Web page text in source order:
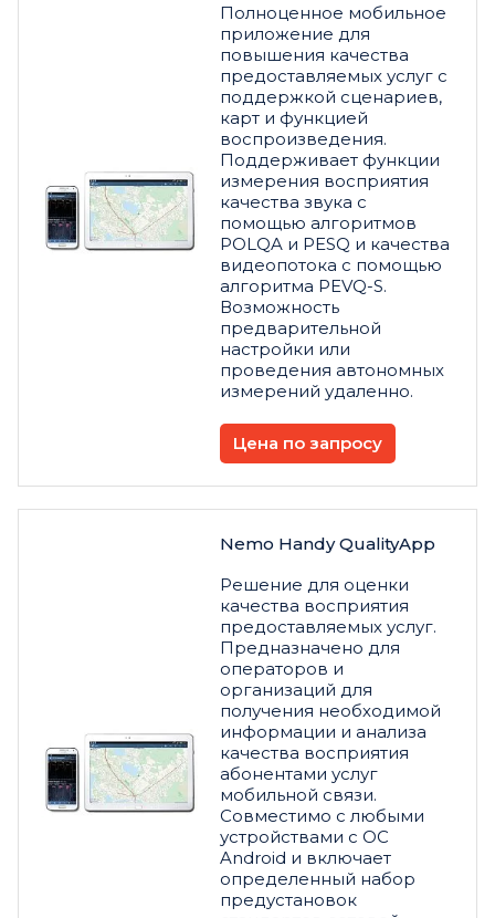
Полноценное мобильное
приложение для
повышения качества
предоставляемых услуг с
поддержкой сценариев,
карт и функцией
воспроизведения.
Поддерживает функции
измерения восприятия
качества звука с
помощью алгоритмов
POLQA и PESQ и качества
видеопотока с помощью
алгоритма PEVQ-S.
Возможность
предварительной
настройки или
проведения автономных
измерений удаленно.
Цена по запросу
Nemo Handy QualityApp
Решение для оценки
качества восприятия
предоставляемых услуг.
Предназначено для
операторов и
организаций для
получения необходимой
информации и анализа
качества восприятия
абонентами услуг
мобильной связи.
Совместимо с любыми
устройствами с ОС
Android и включает
определенный набор
предустановок